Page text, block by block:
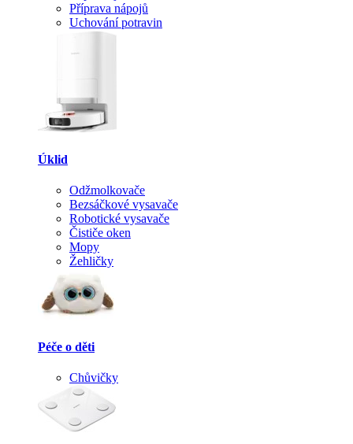
Příprava nápojů
Uchování potravin
Úklid
Odžmolkovače
Bezsáčkové vysavače
Robotické vysavače
Čističe oken
Mopy
Žehličky
Péče o děti
Chůvičky